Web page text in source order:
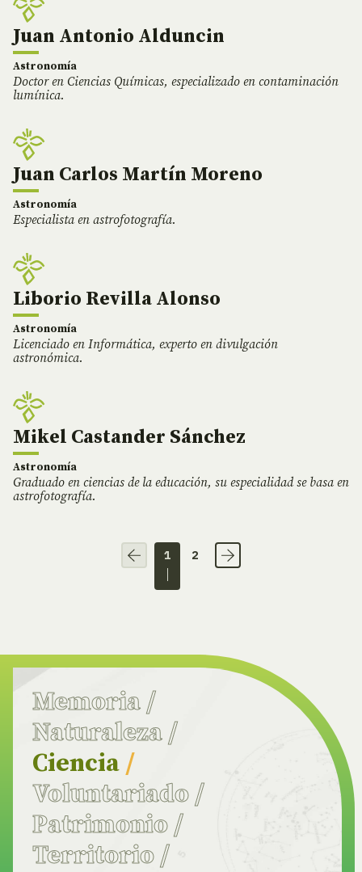
Juan Antonio Alduncin
Astronomía
Doctor en Ciencias Químicas, especializado en contaminación
lumínica.
Juan Carlos Martín Moreno
Astronomía
Especialista en astrofotografía.
Liborio Revilla Alonso
Astronomía
Licenciado en Informática, experto en divulgación
astronómica.
Mikel Castander Sánchez
Astronomía
Graduado en ciencias de la educación, su especialidad se basa en
astrofotografía.
1 2
Memoria /
Naturaleza /
Ciencia /
Voluntariado /
Patrimonio /
Territorio /